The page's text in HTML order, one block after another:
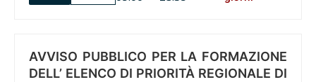
AVVISO PUBBLICO PER LA FORMAZIONE
DELL’ ELENCO DI PRIORITÀ REGIONALE DI